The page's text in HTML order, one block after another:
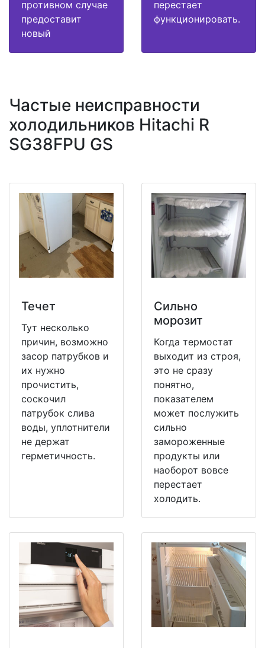
противном случае
предоставит
новый
перестает
функционировать.
Частые неисправности
холодильников Hitachi R
SG38FPU GS
Течет
Тут несколько
причин, возможно
засор патрубков и
их нужно
прочистить,
соскочил
патрубок слива
воды, уплотнители
не держат
герметичность.
Сильно
морозит
Когда термостат
выходит из строя,
это не сразу
понятно,
показателем
может послужить
сильно
замороженные
продукты или
наоборот вовсе
перестает
холодить.